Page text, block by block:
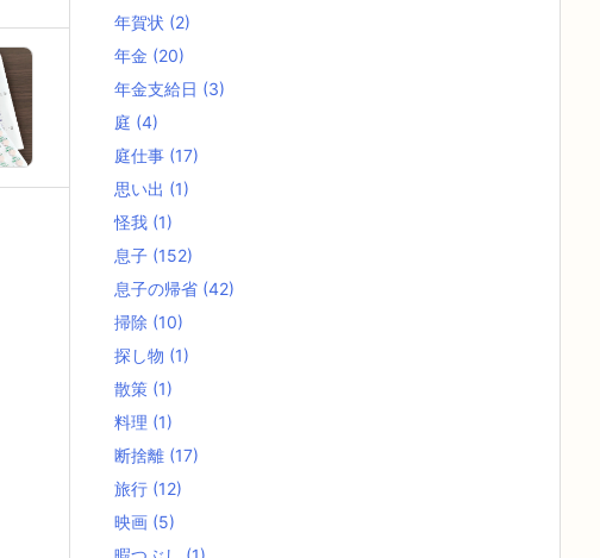
年賀状 (2)
年金 (20)
年金支給日 (3)
庭 (4)
庭仕事 (17)
思い出 (1)
怪我 (1)
息子 (152)
息子の帰省 (42)
掃除 (10)
探し物 (1)
散策 (1)
料理 (1)
断捨離 (17)
旅行 (12)
映画 (5)